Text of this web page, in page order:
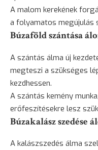
A malom kerekének
a folyamatos megújulás
Búzaföld szántása
A szántás álma új
megteszi a szükséges
kezdhessen.
A szántás kemény
erőfeszítésekre lesz
Búzakalász szedése
A kalászszedés álma